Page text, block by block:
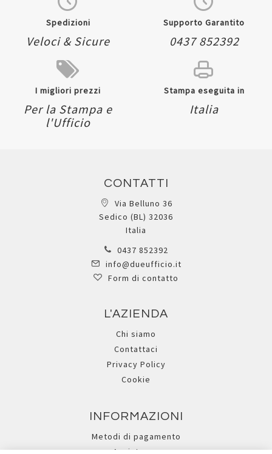
Spedizioni
Veloci & Sicure
Supporto Garantito
0437 852392
I migliori prezzi
Per la Stampa e
l'Ufficio
Stampa eseguita in
Italia
CONTATTI
Via Belluno 36
Sedico (BL) 32036
Italia
0437 852392
info@dueufficio.it
Form di contatto
L'AZIENDA
Chi siamo
Contattaci
Privacy Policy
Cookie
INFORMAZIONI
Metodi di pagamento
Assistenza